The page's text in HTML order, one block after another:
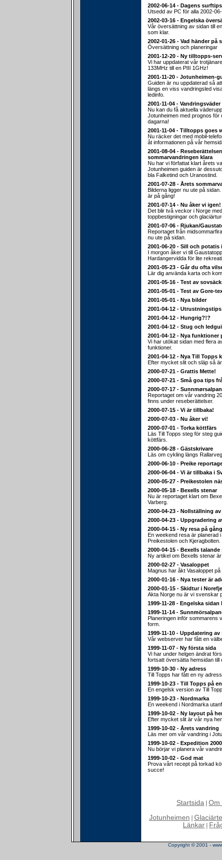
2002-06-14 - Dagens
Utsedd av PC för alla 2002-
2002-03-16 - Engelska
Vår översättning av sidan till
som klar.
2002-01-26 - Vad händer på
Översättning och planeringar
2001-12-20 - Ny tilltopps-
Vi har uppdaterat vår
133MHz till en PIII 1GHz!
2001-11-20 - Jotunheimen-
Guiden är nu uppdaterad så
längs en viss vandringsled
ledinfo.
2001-11-04 -
Nu kan du få aktuella
Jotunheimen med prognos för
dagarna!
2001-11-04 - Tilltopps goes
Nu räcker det med mobil-
åt informationen på vår
2001-08-04 -
sommarvandringen klara
Nu har vi författat klart årets
Jotunheimen guiden är
bla Falketind och Uranostind.
2001-07-28 - Årets
Bilderna ligger nu ute på
är på gång!
2001-07-14 - Nu åker vi igen!
Det blir två veckor i Norge
toppbestigningar och
2001-07-06 - Rjukan/
Reportaget från
nu ute på sidan.
2001-06-20 - Sill och potatis
I morgon åker vi till
Hardangervidda för lite
2001-05-23 - Går du ofta
Lär dig använda karta och
2001-05-16 - Test av
2001-05-01 - Test av Gore-
2001-05-01 - Nya bilder
2001-04-12 -
2001-04-12 - Hungrig?!?
2001-04-12 - Stug och
2001-04-12 - Nya funktioner
Vi har utökat sidan med flera
funktioner.
2001-04-12 - Nya Till Topps
Efter mycket slit och släp så
2000-07-21 - Grattis Mette!
2000-07-21 - Små goa tips
2000-07-17 -
Reportaget om vår vandring
finns under reseberättelser.
2000-07-15 - Vi är tillbaka!
2000-07-03 - Nu åker vi!
2000-07-01 - Torka köttfärs
Läs Till Topps steg för steg
köttfärs.
2000-06-28 - Gästskrivare
Läs om cykling längs
2000-06-10 - Preike
2000-06-04 - Vi är tillbaka i
2000-05-27 - Preikestolen
2000-05-18 - Bexells stenar
Nu är reportaget klart om
Varberg.
2000-04-23 - Nollställning
2000-04-23 - Uppgradering
2000-04-15 - Ny resa på
En weekend resa är planerad
Preikestolen och Kjeragbolten.
2000-04-15 - Bexells talande
Ny artikel om Bexells stenar
2000-02-27 - Vasaloppet
Magnus har åkt Vasaloppet
2000-01-16 - Nya tester är
2000-01-15 - Skidtur i
Akta Norge nu är vi svenskar
1999-11-28 - Engelska sidan
1999-11-14 -
Planeringen inför sommarens
form.
1999-11-10 - Uppdatering av
Vår webserver har fått en
1999-11-07 - Ny första sida
Vi har under helgen ändrat
fortsatt översätta hemsidan till
1999-10-30 - Ny adress
Till Topps har fått en ny
1999-10-23 - Till Topps på
En engelsk version av Till
1999-10-23 - Nordmarka
En weekend i Nordmarka
1999-10-02 - Ny layout på
Efter mycket slit är vår nya
1999-10-02 - Årets vandring
Läs mer om vår vandring i
1999-10-02 - Expedition 2000
Nu börjar vi planera vår
1999-10-02 - God mat
Prova vårt recept på torkad
succe!
Startsida Om
Jotunheimen
Länkar
Copyright © 2001 -